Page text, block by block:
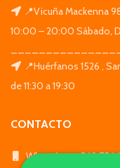
📍Vicuña Mackenna
10:00 – 20:00 Sábado,
📍Huérfanos 1526 ,
de 11:30 a 19:30
CONTACTO
WhatsApp: +569